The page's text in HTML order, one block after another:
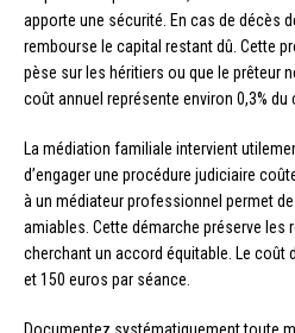
apporte une sécurité. En cas de décès
rembourse le capital restant dû. Cette
pèse sur les héritiers ou que le prêteur
coût annuel représente environ 0,3% du
La médiation familiale intervient
d’engager une procédure judiciaire
à un médiateur professionnel permet
amiables. Cette démarche préserve
cherchant un accord équitable. Le coût
et 150 euros par séance.